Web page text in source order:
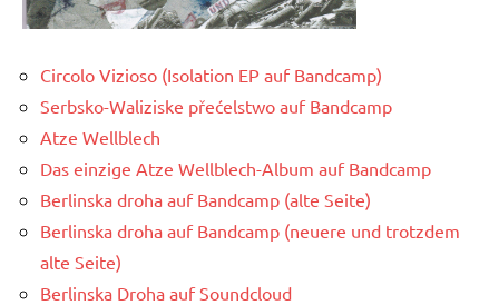
Circolo Vizioso (Isolation EP auf Bandcamp)
Serbsko-Waliziske přećelstwo auf Bandcamp
Atze Wellblech
Das einzige Atze Wellblech-Album auf Bandcamp
Berlinska droha auf Bandcamp (alte Seite)
Berlinska droha auf Bandcamp (neuere und trotzdem
alte Seite)
Berlinska Droha auf Soundcloud